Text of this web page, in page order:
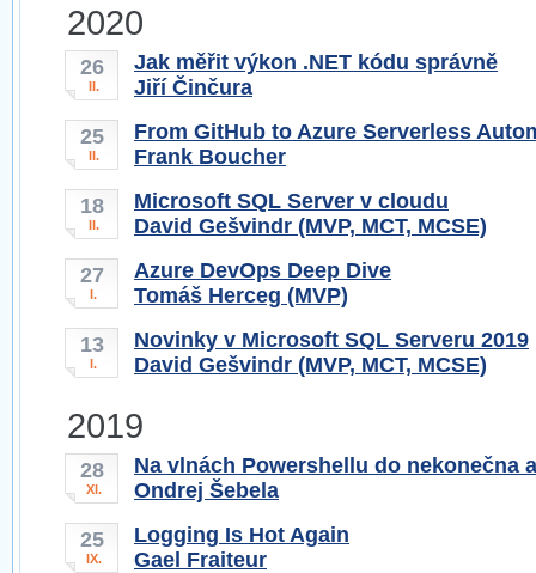
2020
26
II.
Jak měřit výkon .NET kódu správně
Jiří Činčura
25
II.
From GitHub to Azure Serverless
Frank Boucher
18
II.
Microsoft SQL Server v cloudu
David Gešvindr (MVP, MCT, MCSE)
27
I.
Azure DevOps Deep Dive
Tomáš Herceg (MVP)
13
I.
Novinky v Microsoft SQL Serveru 2019
David Gešvindr (MVP, MCT, MCSE)
2019
28
XI.
Na vlnách Powershellu do nekonečna
Ondrej Šebela
25
IX.
Logging Is Hot Again
Gael Fraiteur